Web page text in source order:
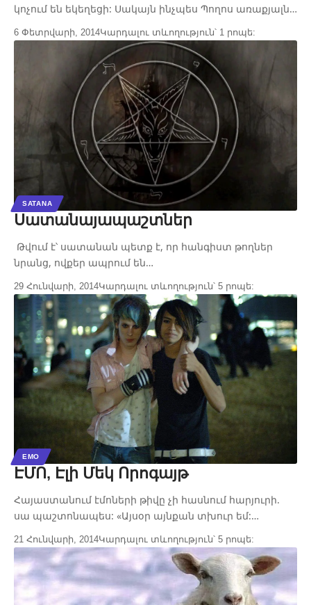
կոչում են եկեղեցի: Սակայն ինչպես Պողոս առաքյալն…
6 Փետրվարի, 2014Կարդալու տևողություն՝ 1 րոպե:
SATANA
Սատանայապաշտներ
Թվում է՝ սատանան պետք է, որ հանգիստ թողներ
նրանց, ովքեր ապրում են…
29 Հունվարի, 2014Կարդալու տևողություն՝ 5 րոպե:
EMO
ԷՄՈ, Էլի Մեկ Որոգայթ
Հայաստանում էմոների թիվը չի հասնում հարյուրի.
սա պաշտոնապես: «Այսօր այնքան տխուր եմ:…
21 Հունվարի, 2014Կարդալու տևողություն՝ 5 րոպե: